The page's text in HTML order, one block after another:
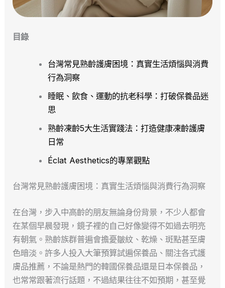
目錄
台灣常見熟齡護膚困境：真實生活煩惱與消費
行為洞察
睡眠、飲食、運動的抗老科學：打破保養品迷
思
熟齡凍齡5大生活實踐法：打造健康凍齡護膚
日常
Éclat Aesthetics的專業觀點
台灣常見熟齡護膚困境：真實生活煩惱與消費行為洞察
在台灣，步入中高齡的朋友無論身份背景，不少人都會
在某個早晨發現，鏡子裡的自己好像變得不如過去明亮
有朝氣。熟齡族群普遍會擔憂皺紋、乾燥、斑點甚至膚
色暗淡。許多人投入大筆預算試遍保養品、關注各式護
膚品推薦，不論是熱門的韓國保養品還是日本保養品，
也常常跟著流行話題，不過結果往往不如預期，甚至覺